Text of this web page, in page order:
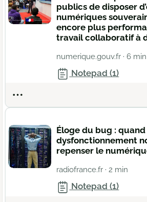
publics de disposer
numériques
encore plus
travail collaboratif à
numerique.gouv.fr · 6 min
Notepad (1)
Éloge du bug :
dysfonctionnement
repenser le
radiofrance.fr · 2 min
Notepad (1)